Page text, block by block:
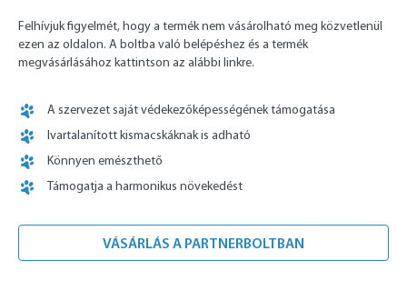
Felhívjuk figyelmét, hogy a termék nem vásárolható meg közvetlenül
ezen az oldalon. A boltba való belépéshez és a termék
megvásárlásához kattintson az alábbi linkre.
A szervezet saját védekezőképességének támogatása
Ivartalanított kismacskáknak is adható
Könnyen emészthető
Támogatja a harmonikus növekedést
VÁSÁRLÁS A PARTNERBOLTBAN